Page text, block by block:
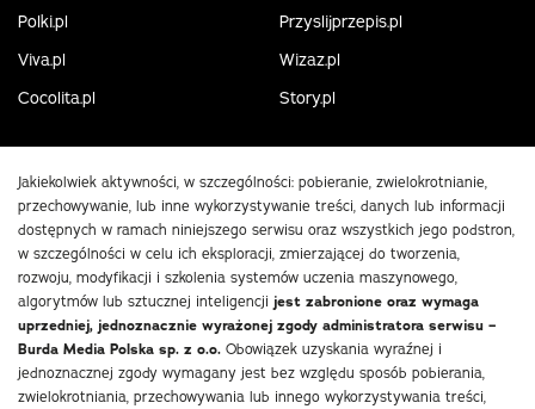
Polki.pl
Przyslijprzepis.pl
Viva.pl
Wizaz.pl
Cocolita.pl
Story.pl
Jakiekolwiek aktywności, w szczególności: pobieranie, zwielokrotnianie,
przechowywanie, lub inne wykorzystywanie treści, danych lub informacji
dostępnych w ramach niniejszego serwisu oraz wszystkich jego podstron,
w szczególności w celu ich eksploracji, zmierzającej do tworzenia,
rozwoju, modyfikacji i szkolenia systemów uczenia maszynowego,
algorytmów lub sztucznej inteligencji jest zabronione oraz wymaga
uprzedniej, jednoznacznie wyrażonej zgody administratora serwisu –
Burda Media Polska sp. z o.o. Obowiązek uzyskania wyraźnej i
jednoznacznej zgody wymagany jest bez względu sposób pobierania,
zwielokrotniania, przechowywania lub innego wykorzystywania treści,